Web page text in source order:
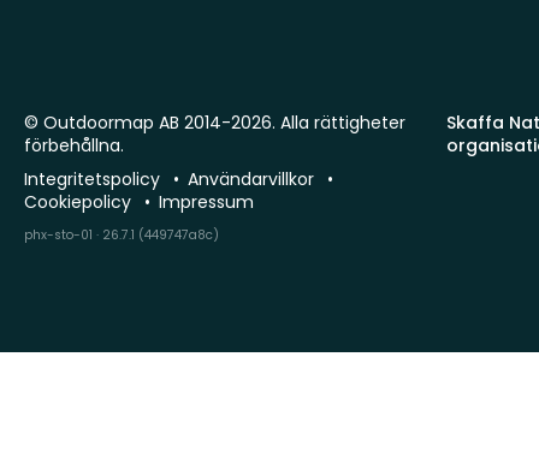
Skaffa
© Outdoormap AB 2014-2026. Alla rättigheter
förbehållna.
Integritetspolicy
Användarvillkor
Cookiepolicy
Impressum
phx-sto-01 · 26.7.1 (449747a8c)